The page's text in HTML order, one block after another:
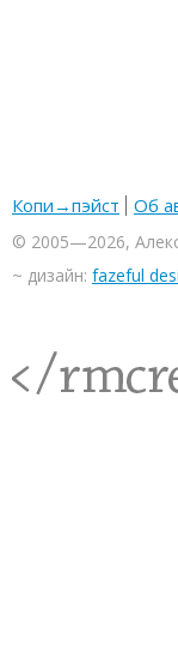
Копи→пэйст Об
© 2005—2026,
~ дизайн: fazeful
<rmcreative/>